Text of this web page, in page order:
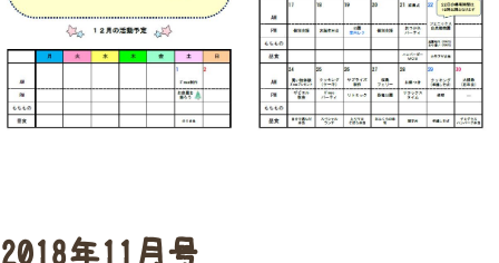
2018年11月号